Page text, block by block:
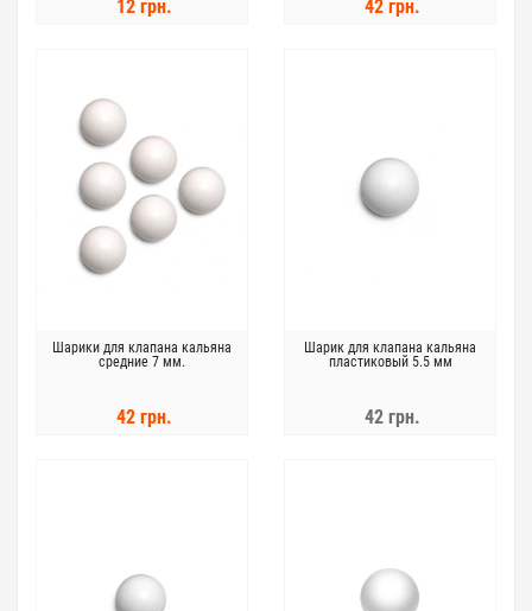
12 грн. 42 грн.
Шарики для клапана кальяна
средние 7 мм.
42 грн.
Шарик для клапана кальяна
пластиковый 5.5 мм
42 грн.